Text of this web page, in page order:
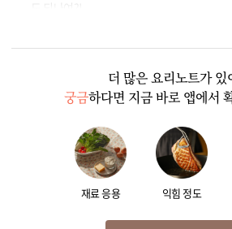
더 많은 요리노트가 있
궁금하다면 지금 바로 앱에서
재료 응용 익힘 정도